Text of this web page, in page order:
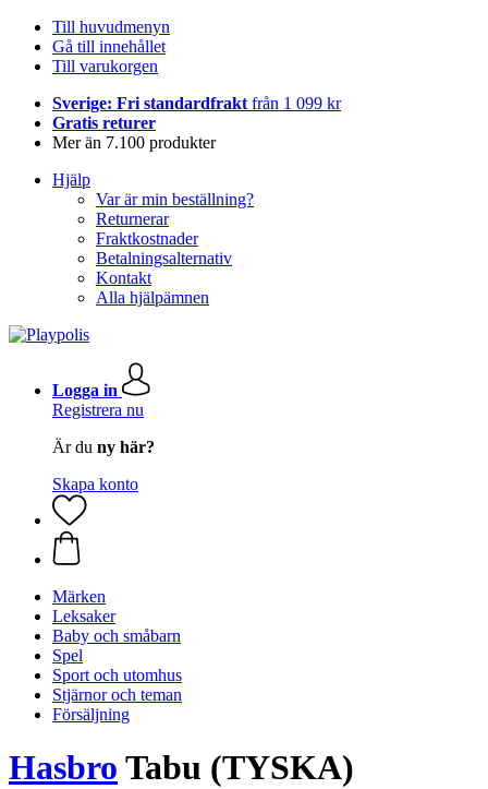
Till huvudmenyn
Gå till innehållet
Till varukorgen
Sverige: Fri standardfrakt från 1 099 kr
Gratis returer
Mer än 7.100 produkter
Hjälp
Var är min beställning?
Returnerar
Fraktkostnader
Betalningsalternativ
Kontakt
Alla hjälpämnen
Logga in
Registrera nu
Är du ny här?
Skapa konto
Märken
Leksaker
Baby och småbarn
Spel
Sport och utomhus
Stjärnor och teman
Försäljning
Hasbro Tabu (TYSKA)